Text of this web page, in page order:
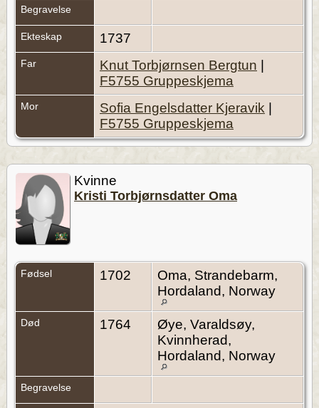
Begravelse
Ekteskap 1737
Far Knut Torbjørnsen Bergtun
F5755 Gruppeskjema
Mor Sofia Engelsdatter Kjeravik
F5755 Gruppeskjema
Kvinne
Kristi Torbjørnsdatter Oma
Fødsel 1702
Oma, Strandebarm,
Hordaland, Norway
Død 1764
Øye, Varaldsøy,
Kvinnherad,
Hordaland, Norway
Begravelse